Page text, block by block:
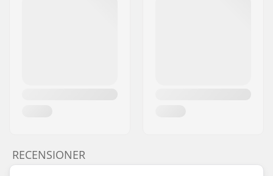
RECENSIONER